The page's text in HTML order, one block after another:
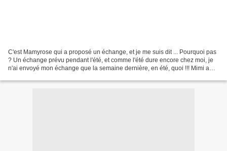
C'est Mamyrose qui a proposé un échange, et je me suis dit ... Pourquoi pas
? Un échange prévu pendant l'été, et comme l'été dure encore chez moi, je
n'ai envoyé mon échange que la semaine dernière, en été, quoi !!! Mimi a